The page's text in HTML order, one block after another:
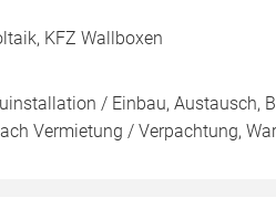
KFZ Wallboxen
/ Einbau, Austausch,
Vermietung / Verpachtung,